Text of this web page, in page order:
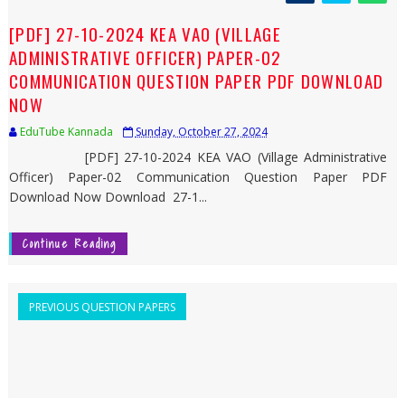
[PDF] 27-10-2024 KEA VAO (VILLAGE
ADMINISTRATIVE OFFICER) PAPER-02
COMMUNICATION QUESTION PAPER PDF DOWNLOAD
NOW
EduTube Kannada Sunday, October 27, 2024
[PDF] 27-10-2024 KEA VAO (Village Administrative
Officer) Paper-02 Communication Question Paper PDF
Download Now Download 27-1...
Continue Reading
PREVIOUS QUESTION PAPERS